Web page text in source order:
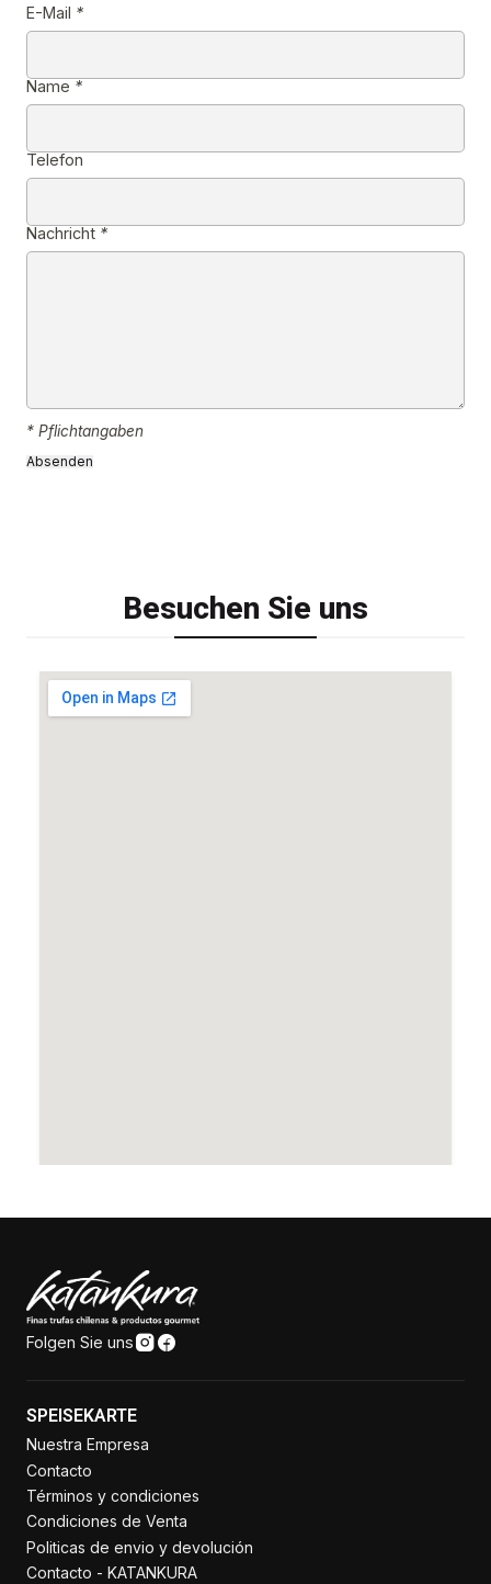
E-Mail *
Name *
Telefon
Nachricht *
* Pflichtangaben
Besuchen Sie uns
Folgen Sie uns
SPEISEKARTE
Nuestra Empresa
Contacto
Términos y condiciones
Condiciones de Venta
Politicas de envio y devolución
Contacto - KATANKURA